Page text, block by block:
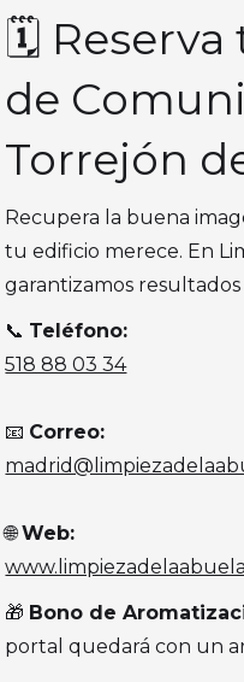
🗓️
de
Torrejón
Recupera la buena
tu edificio merece. En
garantizamos resultados
📞 Teléfono:
518 88 03 34
📧 Correo:
🌐Web:
🎁 Bono de
portal quedará con un